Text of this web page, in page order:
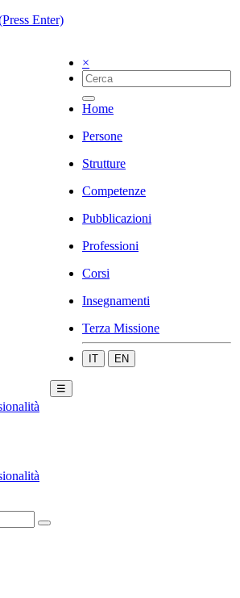
Enter)
×
Home
Persone
Strutture
Competenze
Pubblicazioni
Professioni
Corsi
Insegnamenti
Terza Missione
IT EN
☰